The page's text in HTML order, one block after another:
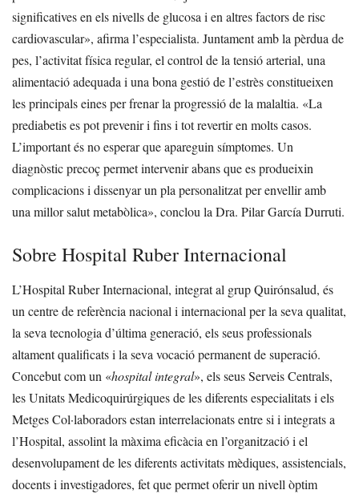
significatives en els nivells de glucosa i en altres factors de risc
cardiovascular», afirma l’especialista. Juntament amb la pèrdua de
pes, l’activitat física regular, el control de la tensió arterial, una
alimentació adequada i una bona gestió de l’estrès constitueixen
les principals eines per frenar la progressió de la malaltia. «La
prediabetis es pot prevenir i fins i tot revertir en molts casos.
L’important és no esperar que apareguin símptomes. Un
diagnòstic precoç permet intervenir abans que es produeixin
complicacions i dissenyar un pla personalitzat per envellir amb
una millor salut metabòlica», conclou la Dra. Pilar García Durruti.
Sobre Hospital Ruber Internacional
L’Hospital Ruber Internacional, integrat al grup Quirónsalud, és
un centre de referència nacional i internacional per la seva qualitat,
la seva tecnologia d’última generació, els seus professionals
altament qualificats i la seva vocació permanent de superació.
Concebut com un «hospital integral», els seus Serveis Centrals,
les Unitats Medicoquirúrgiques de les diferents especialitats i els
Metges Col·laboradors estan interrelacionats entre si i integrats a
l’Hospital, assolint la màxima eficàcia en l’organització i el
desenvolupament de les diferents activitats mèdiques, assistencials,
docents i investigadores, fet que permet oferir un nivell òptim